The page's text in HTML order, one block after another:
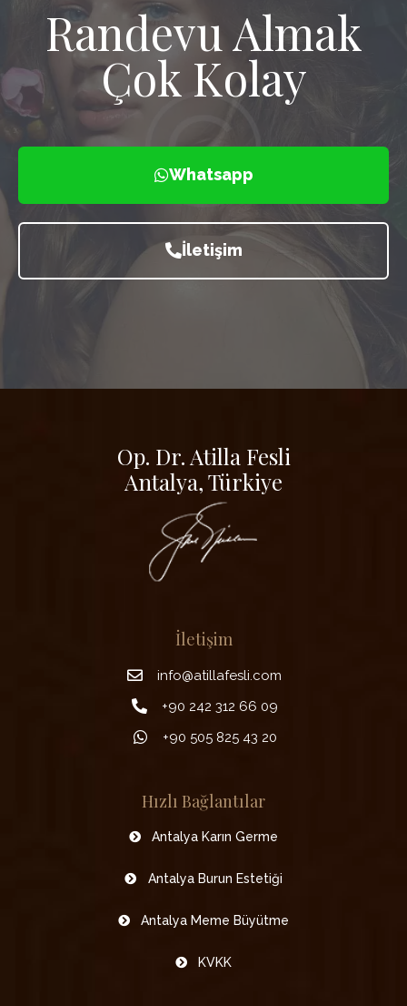
Randevu Almak
Çok Kolay
Whatsapp
İletişim
Op. Dr. Atilla Fesli
Antalya, Türkiye
İletişim
info@atillafesli.com
+90 242 312 66 09
+90 505 825 43 20
Hızlı Bağlantılar
Antalya Karın Germe
Antalya Burun Estetiği
Antalya Meme Büyütme
KVKK